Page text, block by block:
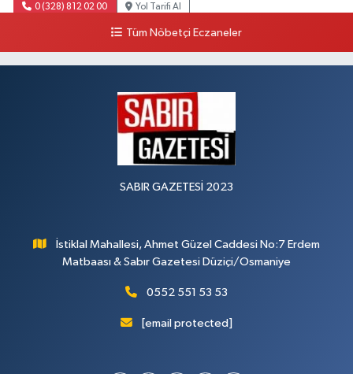
0 (328) 812 02 00 Yol Tarifi Al
Tüm Nöbetçi Eczaneler
SABIR GAZETESİ 2023
İstiklal Mahallesi, Ahmet Güzel Caddesi No:7 Erdem
Matbaası & Sabır Gazetesi Düziçi/Osmaniye
0552 551 53 53
[email protected]